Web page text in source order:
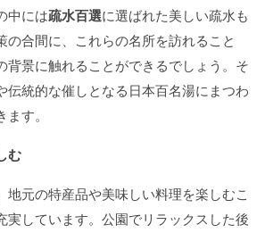
中には疏水百選に選ばれた美しい疏水も
の合間に、これらの名所を訪れること
背景に触れることができるでしょう。そ
伝統的な催しとなる日本百名湯にまつわ
す。
む
地元の特産品や美味しい料理を楽しむこ
実しています。公園でリラックスした後